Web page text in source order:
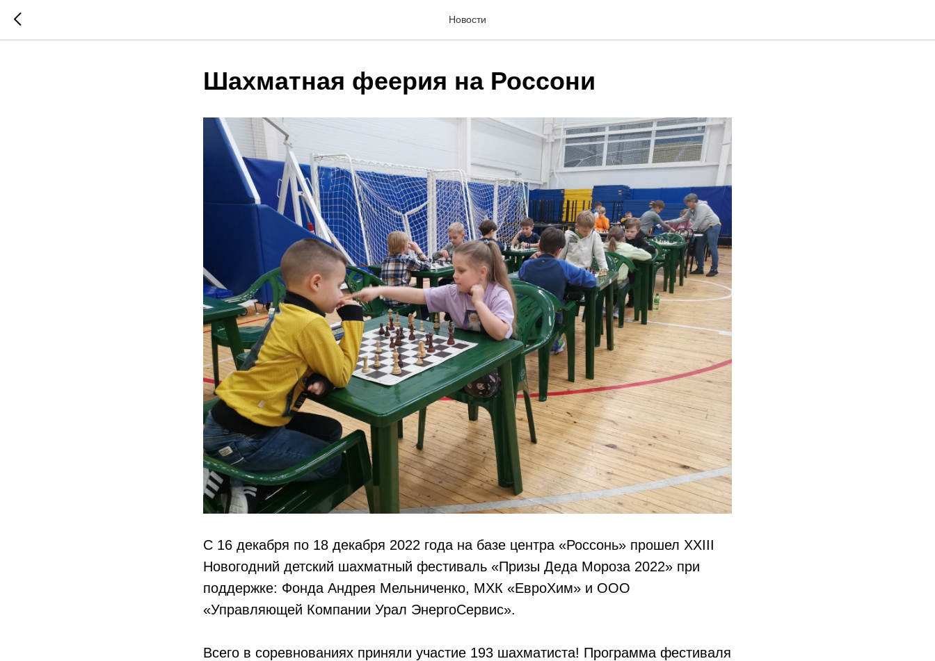
Новости
Шахматная феерия на Россони
С 16 декабря по 18 декабря 2022 года на базе центра «Россонь» прошел XXIII
Новогодний детский шахматный фестиваль «Призы Деда Мороза 2022» при
поддержке: Фонда Андрея Мельниченко, МХК «ЕвроХим» и ООО
«Управляющей Компании Урал ЭнергоСервис».
Всего в соревнованиях приняли участие 193 шахматиста! Программа фестиваля